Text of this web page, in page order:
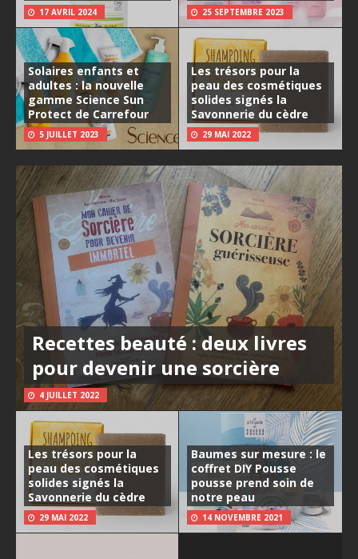
17 AVRIL 2024 25 SEPTEMBRE 2023
Solaires enfants et
adultes : la nouvelle
gamme Science Sun
Protect de Carrefour
5 JUILLET 2023
Les trésors pour la
peau des cosmétiques
solides signés la
Savonnerie du cèdre
29 MAI 2022
Recettes beauté : deux livres
pour devenir une sorcière
4 JUILLET 2022
Les trésors pour la
peau des cosmétiques
solides signés la
Savonnerie du cèdre
29 MAI 2022
Baumes sur mesure : le
coffret DIY Pousse
pousse prend soin de
notre peau
14 NOVEMBRE 2021